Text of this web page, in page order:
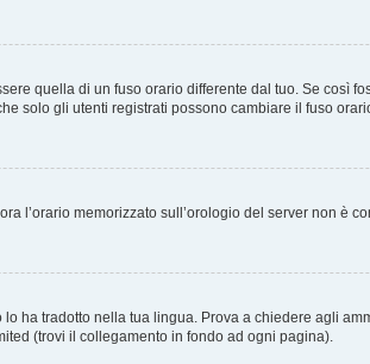
quella di un fuso orario differente dal tuo. Se così
solo gli utenti registrati possono cambiare il fuso
l’orario memorizzato sull’orologio del server non è
ha tradotto nella tua lingua. Prova a chiedere agli
(trovi il collegamento in fondo ad ogni pagina).